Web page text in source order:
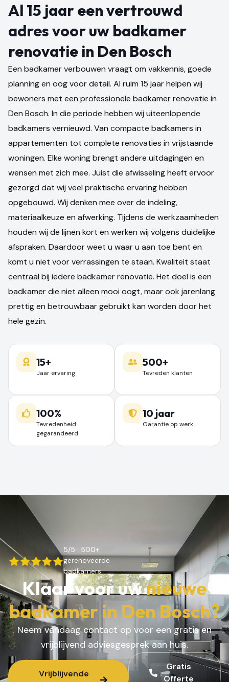
Al 15 jaar een vertrouwd
adres voor uw badkamer
renovatie in Den Bosch
Een badkamer verbouwen vraagt om vakkennis, goede
planning en oog voor detail. Al ruim 15 jaar helpen wij
bewoners met een professionele badkamer renovatie in
Den Bosch. In die periode hebben wij uiteenlopende
badkamers vernieuwd. Van compacte badkamers in
appartementen tot complete renovaties in vrijstaande
woningen. Elke woning brengt andere uitdagingen en
wensen met zich mee. Juist die afwisseling heeft ervoor
gezorgd dat wij veel praktische ervaring hebben
opgebouwd. Wij denken mee over de indeling,
materiaalkeuze en afwerking. Tijdens de werkzaamheden
houden wij de lijnen kort en werken wij volgens duidelijke
afspraken. Daardoor weet u waar u aan toe bent en
komt u niet voor verrassingen te staan. Kwaliteit staat
centraal bij iedere badkamer renovatie. Het doel is een
badkamer die niet alleen mooi oogt, maar ook jarenlang
prettig en betrouwbaar gebruikt kan worden door het
hele gezin.
15+
Jaar ervaring
500+
Tevreden klanten
100%
Tevredenheid
gegarandeerd
10 jaar
Garantie op werk
5/5 · 500+
gerenoveerde
badkamers
Klaar voor uwnieuwe
badkamer in Den Bosch?
Neem vandaag contact op voor een gratis en
vrijblijvend adviesgesprek aan huis.
Vrijblijvende
Gratis
Offerte